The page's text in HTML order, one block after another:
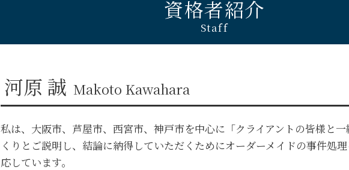
金銭トラブル 友人
貸したお金 取り返す 借用書なし
大阪市 債権回収 弁護士
西宮市 債権回収 弁護士
京都 自己破産 弁護士
神戸市 離婚 弁護士
神戸市 債権回収 弁護士
西宮市 遺言 弁護士
芦屋市 金銭トラブル 弁護士
資格者紹介
Staff
河原 誠 Makoto Kawahara
私は、大阪市、芦屋市、西宮市、神戸市を中心に「クライアントの皆様と
くりとご説明し、結論に納得していただくためにオーダーメイドの事件処
応しています。